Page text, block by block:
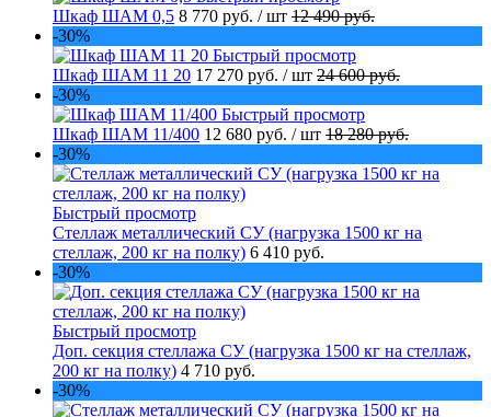
Шкаф ШАМ 0,5 8 770 руб. / шт 12 490 руб.
-30%
Быстрый просмотр
Шкаф ШАМ 11 20 17 270 руб. / шт 24 600 руб.
-30%
Быстрый просмотр
Шкаф ШАМ 11/400 12 680 руб. / шт 18 280 руб.
-30%
Быстрый просмотр
Стеллаж металлический СУ (нагрузка 1500 кг на
стеллаж, 200 кг на полку) 6 410 руб.
-30%
Быстрый просмотр
Доп. секция стеллажа СУ (нагрузка 1500 кг на стеллаж,
200 кг на полку) 4 710 руб.
-30%